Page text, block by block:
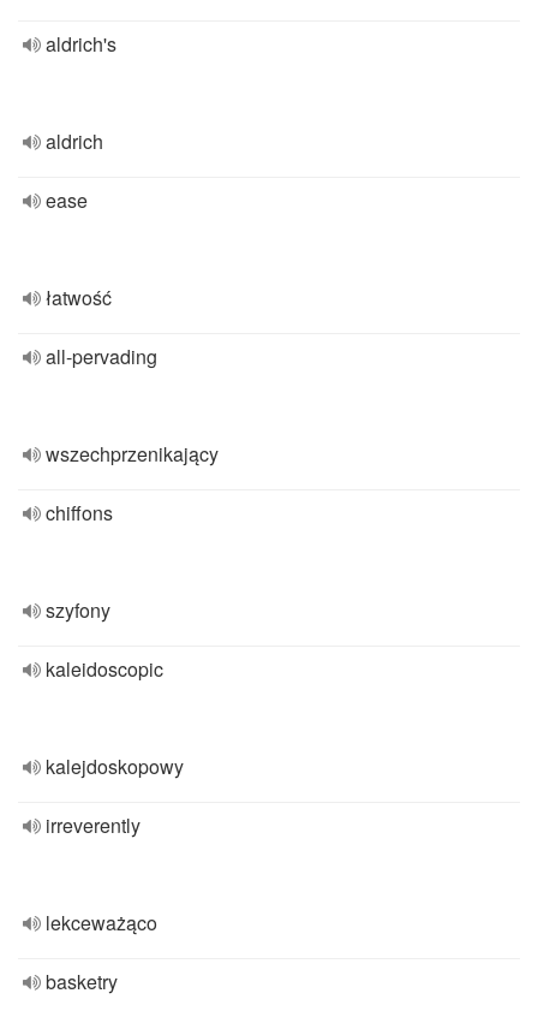
aldrich's
aldrich
ease
łatwość
all-pervading
wszechprzenikający
chiffons
szyfony
kaleidoscopic
kalejdoskopowy
irreverently
lekceważąco
basketry